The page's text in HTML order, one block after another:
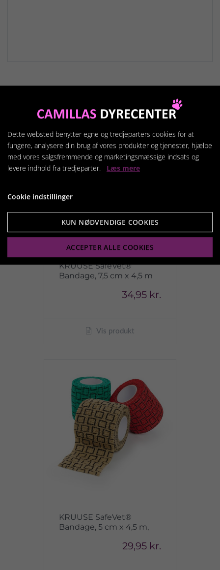
KRUUSE SafeVet®
Bandage, 7,5 cm x 4,5 m
34,95 kr.
Vis produkt
KRUUSE SafeVet®
Bandage, 5 cm x 4,5 m,
29,95 kr.
Dette websted benytter egne og tredjeparters cookies for at
fungere, analysere din brug af vores produkter og tjenester, hjælpe
med vores salgsfremmende og marketingsmæssige indsats og
levere indhold fra tredjeparter. Læs mere
Cookie indstillinger
KUN NØDVENDIGE COOKIES
ACCEPTER ALLE COOKIES